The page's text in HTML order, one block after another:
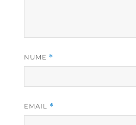
NUME *
EMAIL *